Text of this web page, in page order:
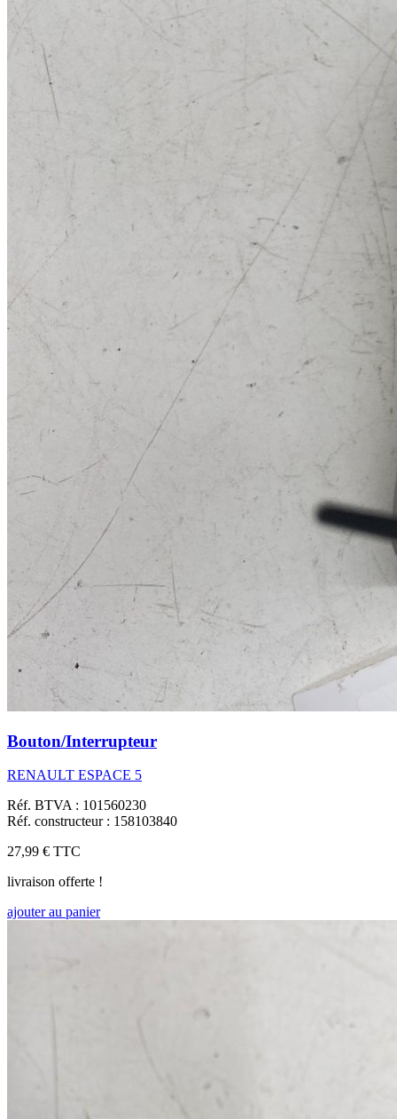
Bouton/Interrupteur
RENAULT ESPACE 5
Réf. BTVA : 101560230
Réf. constructeur : 158103840
27,99 € TTC
livraison offerte !
ajouter au panier